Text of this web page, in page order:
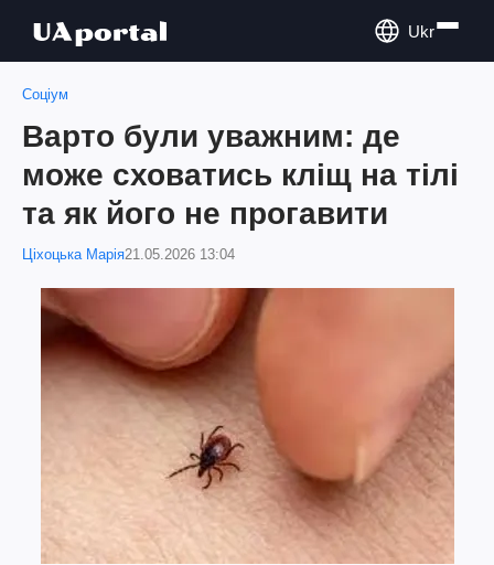
Ukr
Соціум
Варто були уважним: де
може сховатись кліщ на тілі
та як його не прогавити
Ціхоцька Марія21.05.2026 13:04